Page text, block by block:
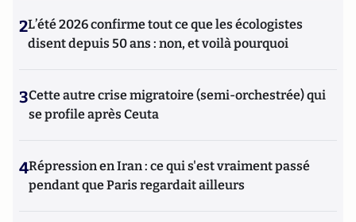
2L’été 2026 confirme tout ce que les écologistes
disent depuis 50 ans : non, et voilà pourquoi
3Cette autre crise migratoire (semi-orchestrée) qui
se profile après Ceuta
4Répression en Iran : ce qui s'est vraiment passé
pendant que Paris regardait ailleurs